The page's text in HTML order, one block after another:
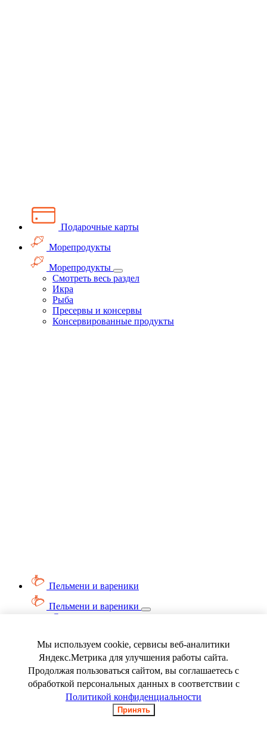
Подарочные карты
Морепродукты
Морепродукты
Смотреть весь раздел
Икра
Рыба
Пресервы и консервы
Консервированные продукты
Пельмени и вареники
Пельмени и вареники
Смотреть весь раздел
Ягода замороженная
Мы используем cookie, сервисы веб-аналитики
Яндекс.Метрика для улучшения работы сайта.
Продолжая пользоваться сайтом, вы соглашаетесь с
обработкой персональных данных в соответствии с
Политикой конфиденциальности
Принять